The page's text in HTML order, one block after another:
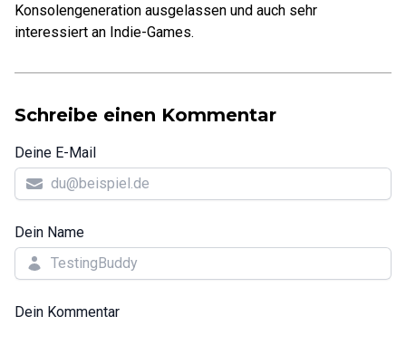
Konsolengeneration ausgelassen und auch sehr
interessiert an Indie-Games.
Schreibe einen Kommentar
Deine E-Mail
Dein Name
Dein Kommentar